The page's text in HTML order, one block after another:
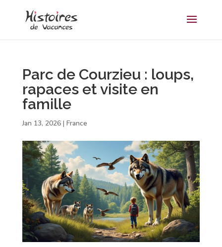
Parc de Courzieu : loups,
rapaces et visite en
famille
Jan 13, 2026| France